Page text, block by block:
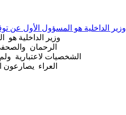
وزير الداخلية هو المسؤول الأول عن
وزير الداخلية
الرحمان
الشخصيات لاعتبارية
العراء